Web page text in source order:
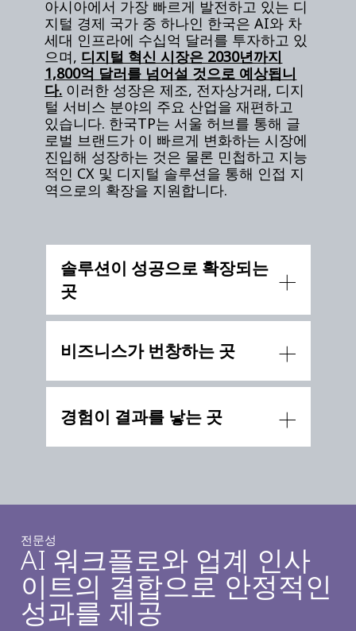
아시아에서 가장 빠르게 발전하고 있는 디
지털 경제 국가 중 하나인 한국은 AI와 차
세대 인프라에 수십억 달러를 투자하고 있
으며, 디지털 혁신 시장은 2030년까지
1,800억 달러를 넘어설 것으로 예상됩니
다. 이러한 성장은 제조, 전자상거래, 디지
털 서비스 분야의 주요 산업을 재편하고
있습니다. 한국TP는 서울 허브를 통해 글
로벌 브랜드가 이 빠르게 변화하는 시장에
진입해 성장하는 것은 물론 민첩하고 지능
적인 CX 및 디지털 솔루션을 통해 인접 지
역으로의 확장을 지원합니다.
솔루션이 성공으로 확장되는
곳
비즈니스가 번창하는 곳
경험이 결과를 낳는 곳
전문성
AI 워크플로와 업계 인사
이트의 결합으로 안정적인
성과를 제공